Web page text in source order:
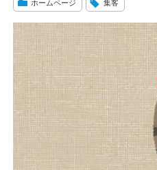
ホームページ 集客